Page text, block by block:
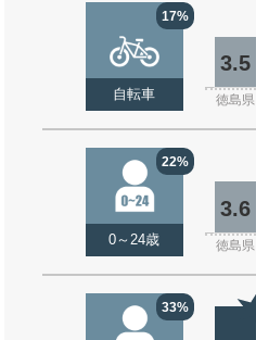
17%
自転車
3.5
徳島県
22%
0～24歳
3.6
徳島県
33%